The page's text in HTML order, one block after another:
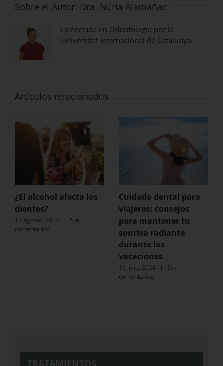
Sobre el Autor: Dra. Núria Alamañac
Licenciada en Odontología por la
Universitat Internacional de Catalunya
Artículos relacionados
¿El alcohol afecta los
dientes?
13 agosto, 2024 |
Sin
comentarios
Cuidado dental para
viajeros: consejos
para mantener tu
sonrisa radiante
durante las
vacaciones
16 julio, 2024 |
Sin
comentarios
TRATAMIENTOS